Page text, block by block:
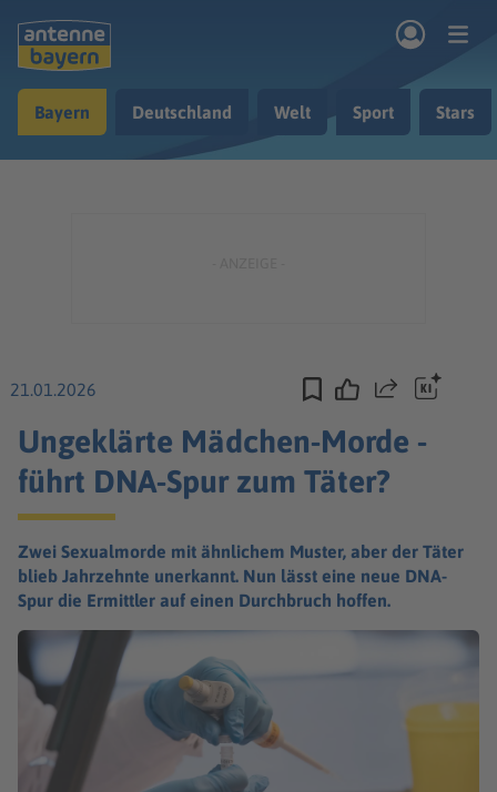
Musik & Radio
Bayern Deutschland Welt Sport Stars
21.01.2026 Teilen
Ungeklärte Mädchen-Morde -
führt DNA-Spur zum Täter?
Zwei Sexualmorde mit ähnlichem Muster, aber der Täter
blieb Jahrzehnte unerkannt. Nun lässt eine neue DNA-
Spur die Ermittler auf einen Durchbruch hoffen.